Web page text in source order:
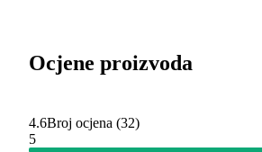
Ocjene proizvoda
4.6Broj ocjena (32)
5